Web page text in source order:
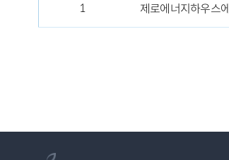
1 제로에너지하우스